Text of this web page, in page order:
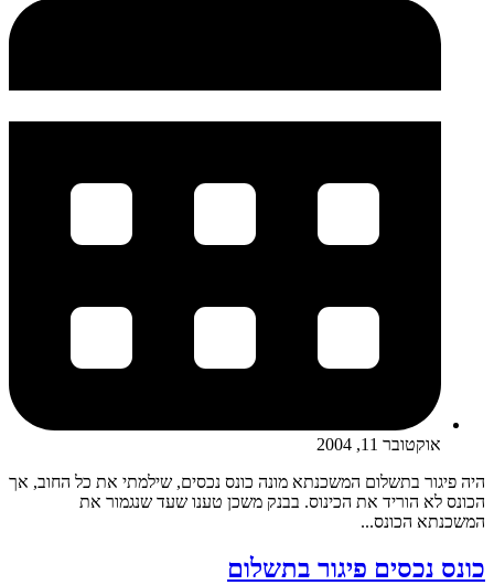
אוקטובר 11, 2004
היה פיגור בתשלום המשכנתא מונה כונס נכסים, שילמתי את כל החוב, אך
הכונס לא הוריד את הכינוס. בבנק משכן טענו שעד שנגמור את
המשכנתא הכונס...
כונס נכסים פיגור בתשלום